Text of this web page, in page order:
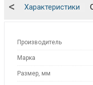
Характеристики
<
Производитель
Марка
Размер, мм